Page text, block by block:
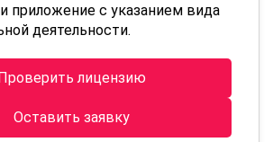
приложение с указанием вида
деятельности.
лицензию
Оставить заявку